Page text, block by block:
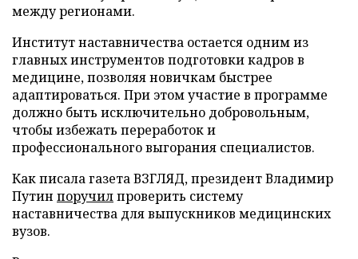
между регионами.
Институт наставничества остается одним из
главных инструментов подготовки кадров в
медицине, позволяя новичкам быстрее
адаптироваться. При этом участие в программе
должно быть исключительно добровольным,
чтобы избежать переработок и
профессионального выгорания специалистов.
Как писала газета ВЗГЛЯД, президент Владимир
Путин поручилпроверить систему
наставничества для выпускников медицинских
вузов.